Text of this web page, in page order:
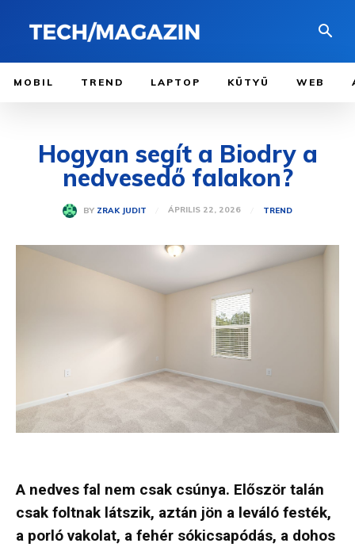
MOBIL TREND LAPTOP KÜTYÜ WEB
Hogyan segít a Biodry a
nedvesedő falakon?
BY ZRAK JUDIT ÁPRILIS 22, 2026 TREND
A nedves fal nem csak csúnya. Először talán
csak foltnak látszik, aztán jön a leváló festék,
a porló vakolat, a fehér sókicsapódás, a dohos